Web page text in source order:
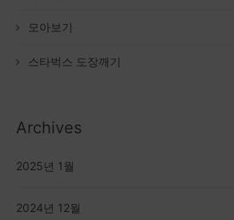
모아보기
스타벅스 도장깨기
Archives
2025년 1월
2024년 12월